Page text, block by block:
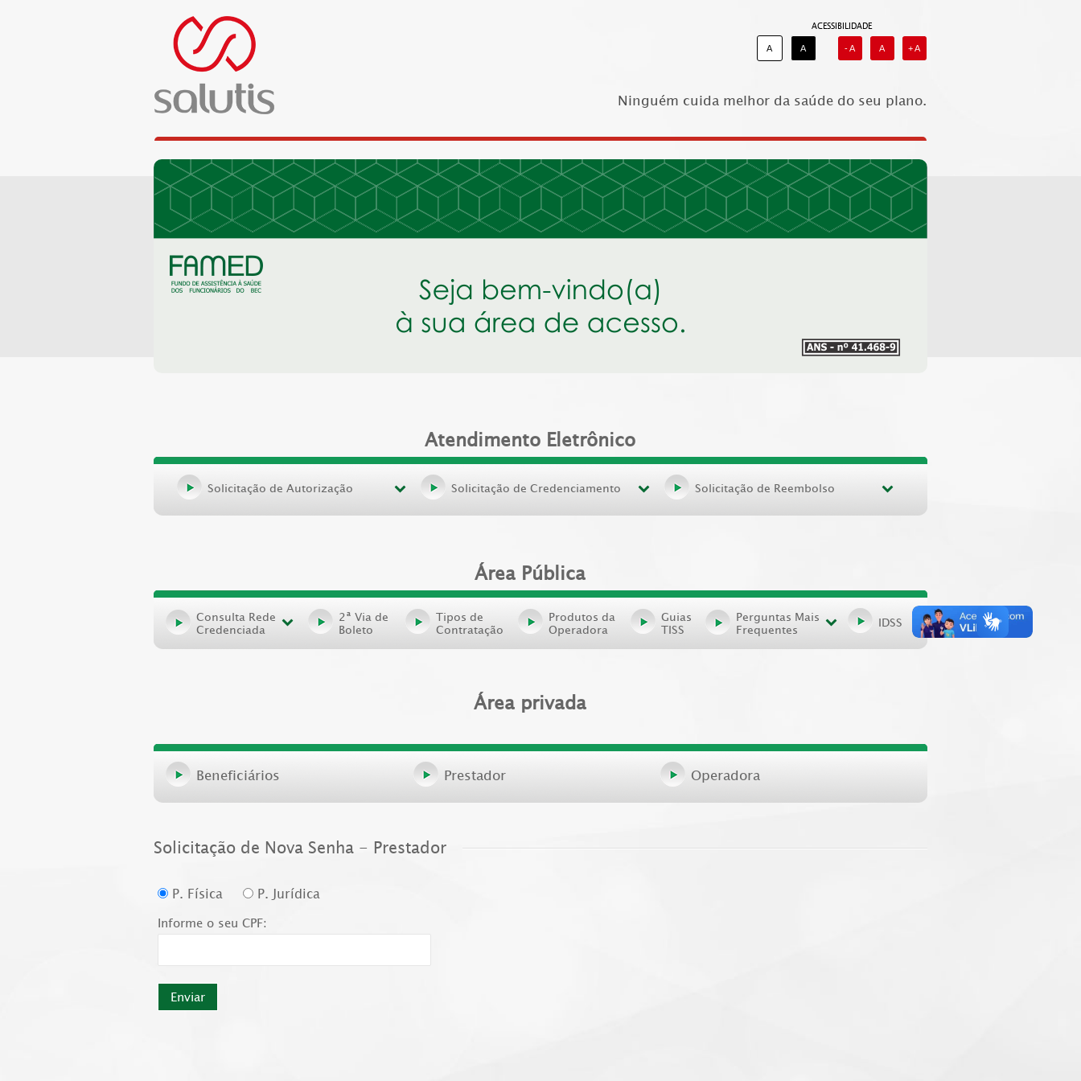
Ninguém cuida melhor da saúde do seu plano.
ACESSIBILIDADE
A A - A A + A
Atendimento Eletrônico
Solicitação de Autorização Solicitação de Credenciamento Solicitação de Reembolso
Área Pública
Consulta Rede
Credenciada
2ª Via de
Boleto
Tipos de
Contratação
Produtos da
Operadora
Guias
TISS
Perguntas Mais
Frequentes
IDSS
Área privada
Beneficiários Prestador Operadora
Solicitação de Nova Senha - Prestador
P. Física P. Jurídica
Informe o seu CPF: